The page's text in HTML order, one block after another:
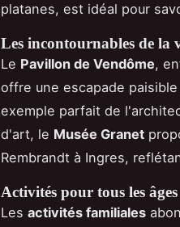
platanes, est idéal pour
Les incontournables de la
Le Pavillon de Vendôme,
offre une escapade
exemple parfait de
d'art, le Musée Granet
Rembrandt à Ingres,
Activités pour tous les âges
Les activités familiales